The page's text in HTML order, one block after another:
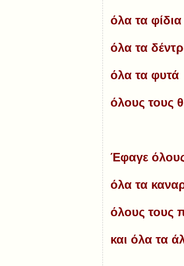
όλα τα φίδια
όλα τα
όλα τα φυτά
όλους τους
Έφαγε
όλα τα
όλους τους
και όλα τα